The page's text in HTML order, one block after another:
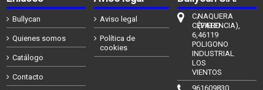
Bullycan
Quienes somos
Catálogo
Contacto
Aviso legal
Política de
cookies
C/
CÉFIERO
6,
POLIGONO
INDUSTRIAL
LOS
VIENTOS
NAQUERA
(VALENCIA),
46119
961609830